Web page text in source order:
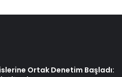
Ortak Denetim Başladı: